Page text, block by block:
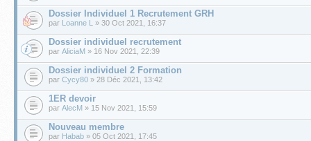
Dossier Individuel 1 Recrutement GRH
par Loanne L » 30 Oct 2021, 16:37
Dossier individuel recrutement
par AliciaM » 16 Nov 2021, 22:39
Dossier individuel 2 Formation
par Cycy80 » 28 Déc 2021, 13:42
1ER devoir
par AlecM » 15 Nov 2021, 15:59
Nouveau membre
par Habab » 05 Oct 2021, 17:45